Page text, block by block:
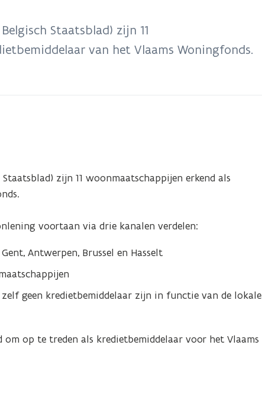
Staatsblad) zijn 11
van het Vlaams Woningfonds.
zijn 11 woonmaatschappijen erkend als
voortaan via drie kanalen verdelen:
Antwerpen, Brussel en Hasselt
geen kredietbemiddelaar zijn in functie van de lokale
op te treden als kredietbemiddelaar voor het Vlaams